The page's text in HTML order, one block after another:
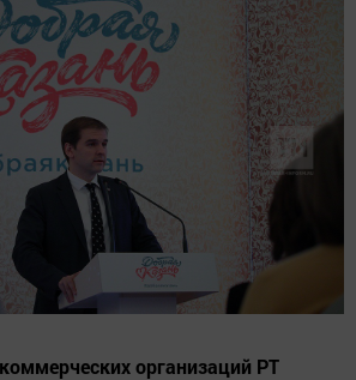
организаций РТ